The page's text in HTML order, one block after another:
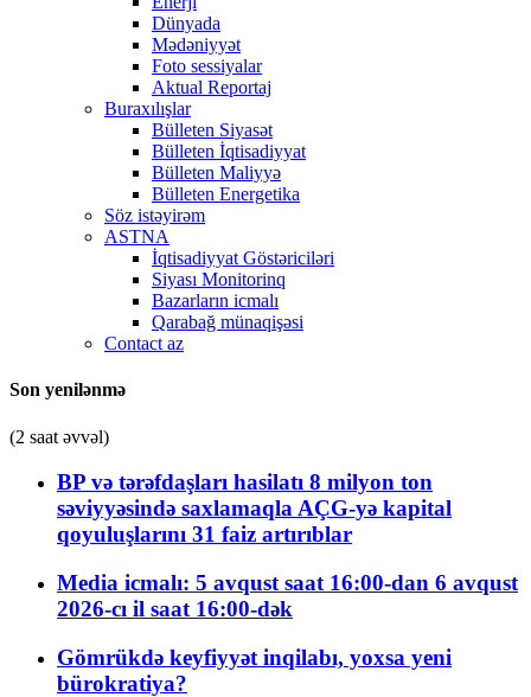
Dünyada
Mədəniyyət
Foto sessiyalar
Aktual Reportaj
Buraxılışlar
Bülleten Siyasət
Bülleten İqtisadiyyat
Bülleten Maliyyə
Bülleten Energetika
Söz istəyirəm
ASTNA
İqtisadiyyat Göstəriciləri
Siyası Monitorinq
Bazarların icmalı
Qarabağ münaqişəsi
Contact az
Son yenilənmə
(2 saat əvvəl)
BP və tərəfdaşları hasilatı 8 milyon ton
səviyyəsində saxlamaqla AÇG-yə kapital
qoyuluşlarını 31 faiz artırıblar
Media icmalı: 5 avqust saat 16:00-dan 6 avqust
2026-cı il saat 16:00-dək
Gömrükdə keyfiyyət inqilabı, yoxsa yeni
bürokratiya?